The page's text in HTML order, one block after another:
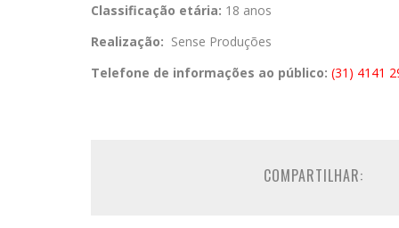
Classificação etária: 18 anos
Realização: Sense Produções
Telefone de informações ao público: (31) 4141
COMPARTILHAR: